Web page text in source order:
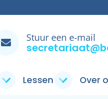
Stuur een e-mail
Lessen Over